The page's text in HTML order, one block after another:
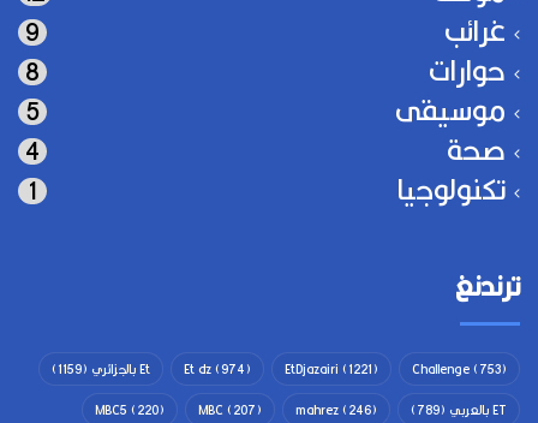
غرائب 9
حوارات 8
موسيقى 5
صحة 4
تكنولوجيا 1
ترندنغ
Challenge(753)
EtDjazairi (1221)
Et dz(974) Et بالجزائري
(1159)
ET بالعربي
(789)
mahrez(246)
MBC(207)
MBC5 (220)